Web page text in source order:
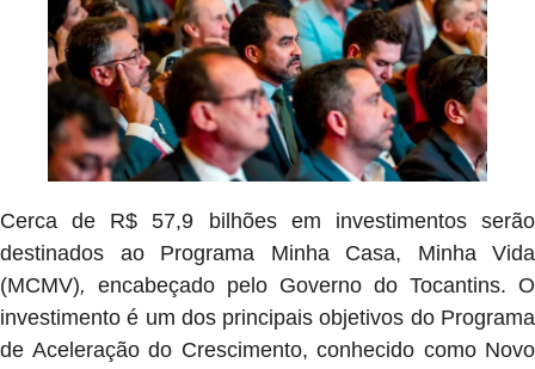
Cerca de R$ 57,9 bilhões em investimentos serão
destinados ao Programa
Minha Casa, Minha Vida
(MCMV), encabeçado pelo Governo do Tocantins. O
investimento é um dos principais objetivos do Programa
de Aceleração do Crescimento, conhecido como Novo